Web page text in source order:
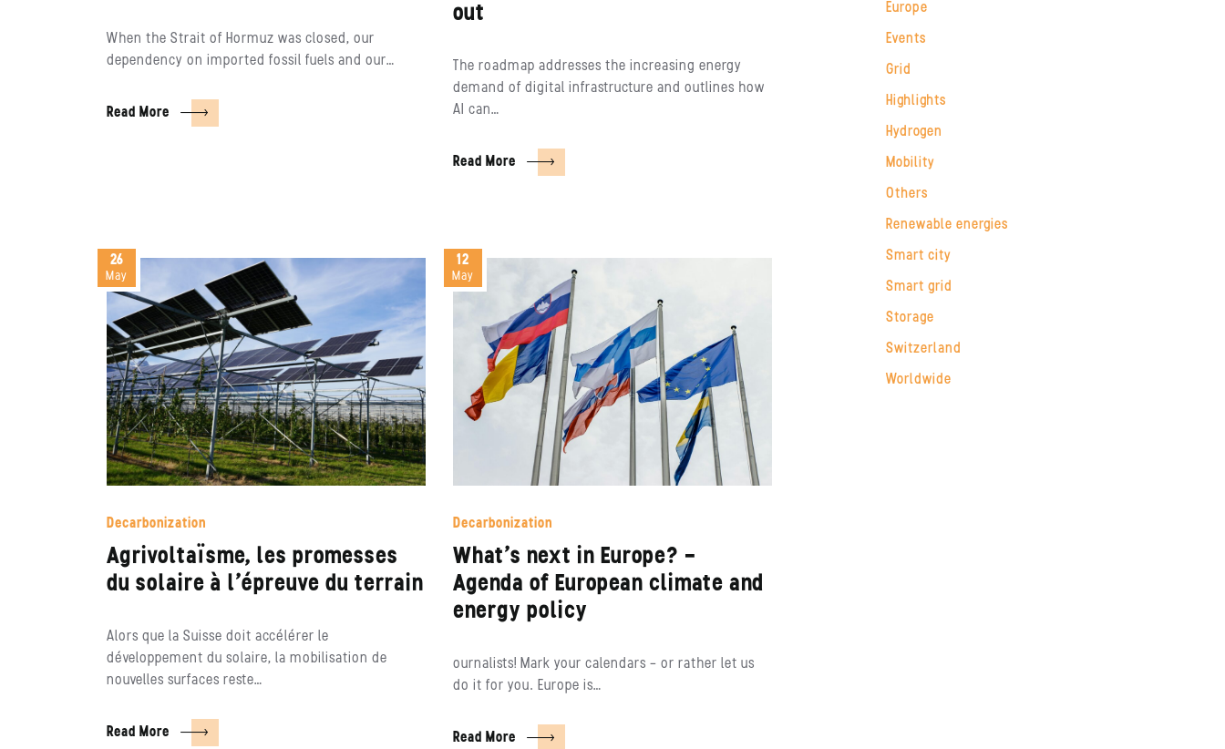
When the Strait of Hormuz was closed, our
dependency on imported fossil fuels and our…
Read More
out
The roadmap addresses the increasing energy
demand of digital infrastructure and outlines how
AI can…
Read More
26
May
Decarbonization
Agrivoltaïsme, les promesses
du solaire à l’épreuve du terrain
Alors que la Suisse doit accélérer le
développement du solaire, la mobilisation de
nouvelles surfaces reste…
Read More
12
May
Decarbonization
What’s next in Europe? –
Agenda of European climate and
energy policy
ournalists! Mark your calendars – or rather let us
do it for you. Europe is…
Read More
Europe
Events
Grid
Highlights
Hydrogen
Mobility
Others
Renewable energies
Smart city
Smart grid
Storage
Switzerland
Worldwide